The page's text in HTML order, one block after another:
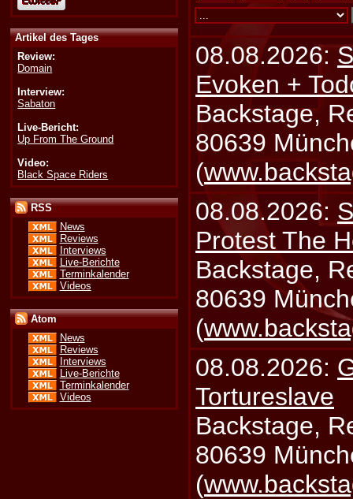
Artikel des Tages
Review:
Domain
Interview:
Sabaton
Live-Bericht:
Up From The Ground
Video:
Black Space Riders
RSS
News
Reviews
Interviews
Live-Berichte
Terminkalender
Videos
Atom
News
Reviews
Interviews
Live-Berichte
Terminkalender
Videos
08.08.2026:
Evoken +
Backstage,
80639
(
08.08.2026:
Protest The
Backstage,
80639
(
08.08.2026:
Tortureslave
Backstage,
80639
(